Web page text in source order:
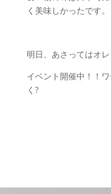
く美味しかったです。
明日、あさってはオ
イベント開催中！！
く?